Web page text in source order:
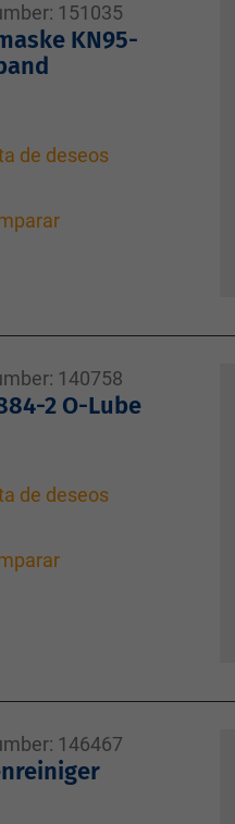
151035
KN95-
de deseos
140758
2 O-Lube
de deseos
146467